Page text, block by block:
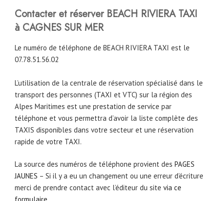
Contacter et réserver BEACH RIVIERA TAXI
à CAGNES SUR MER
Le numéro de téléphone de BEACH RIVIERA TAXI est le
07.78.51.56.02
L’utilisation de la centrale de réservation spécialisé dans le
transport des personnes (TAXI et VTC) sur la région des
Alpes Maritimes est une prestation de service par
téléphone et vous permettra d’avoir la liste complète des
TAXIS disponibles dans votre secteur et une réservation
rapide de votre TAXI.
La source des numéros de téléphone provient des PAGES
JAUNES – Si il y a eu un changement ou une erreur d’écriture
merci de prendre contact avec l’éditeur du site via ce